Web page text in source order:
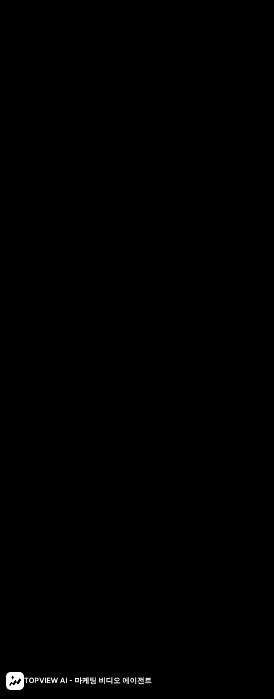
TOPVIEW AI - 마케팅 비디오 에이전트